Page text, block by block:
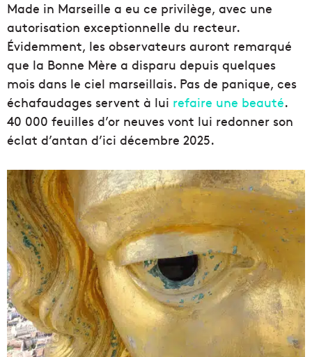
Made in Marseille a eu ce privilège, avec une
autorisation exceptionnelle du recteur.
Évidemment, les observateurs auront remarqué
que la Bonne Mère a disparu depuis quelques
mois dans le ciel marseillais. Pas de panique, ces
échafaudages servent à lui refaire une beauté.
40 000 feuilles d’or neuves vont lui redonner son
éclat d’antan d’ici décembre 2025.